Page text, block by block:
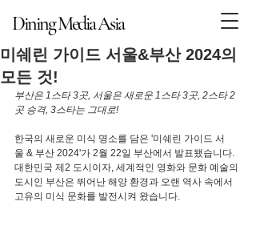
Dining Media Asia
Dining Media Asia
미쉐린 가이드 서울&부산 2024의
모든 것!
부산은 1스타 3곳, 서울은 새로운 1스타 3곳, 2스타 2
곳 승격, 3스타는 그대로!
한국의 새로운 미식 명소를 담은 '미쉐린 가이드 서
울 & 부산 2024'가 2월 22일 부산에서 발표됐습니다.
대한민국 제2 도시이자, 세계적인 영화와 문화 예술의
도시인 부산은 뛰어난 해양 환경과 오랜 역사 속에서
고유의 미식 문화를 발전시켜 왔습니다.